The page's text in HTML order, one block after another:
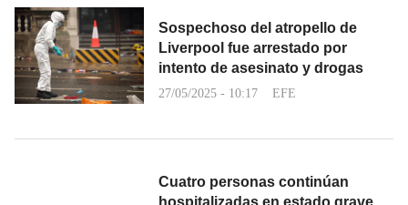
Sospechoso del atropello de
Liverpool fue arrestado por
intento de asesinato y drogas
27/05/2025 - 10:17 EFE
Cuatro personas continúan
hospitalizadas en estado grave